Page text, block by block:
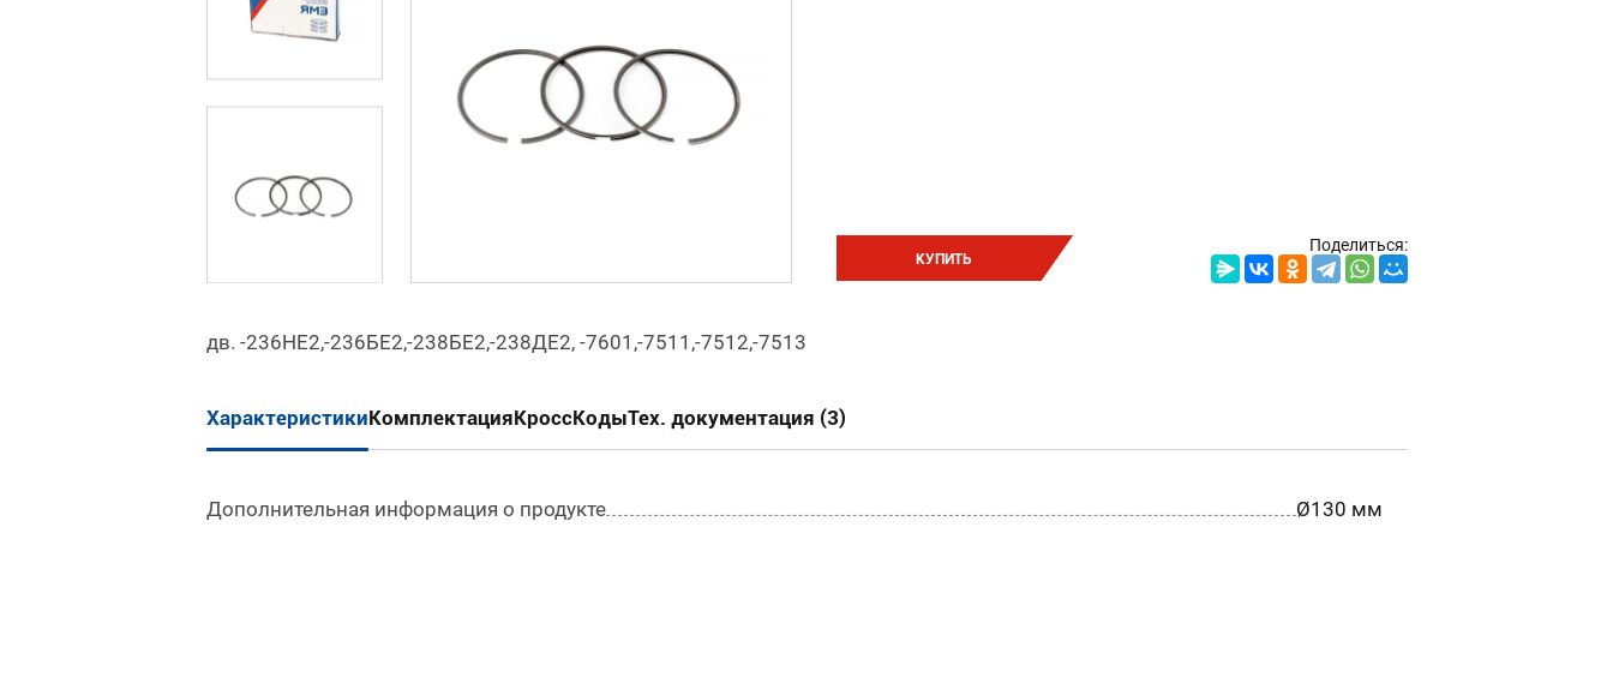
КУПИТЬ
Поделиться:
дв. -236НЕ2,-236БЕ2,-238БЕ2,-238ДЕ2, -7601,-7511,-7512,-7513
ХарактеристикиКомплектацияКроссКодыТех. документация (3)
Дополнительная информация о продукте Ø130 мм